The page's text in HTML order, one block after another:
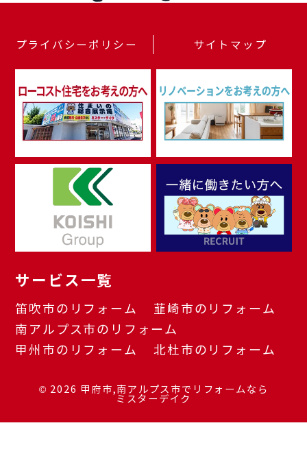
プライバシーポリシー サイトマップ
サービス一覧
笛吹市のリフォーム
韮崎市のリフォーム
南アルプス市のリフォーム
甲州市のリフォーム
北杜市のリフォーム
© 2026 甲府市,南アルプス市でリフォームなら
ミスターデイク